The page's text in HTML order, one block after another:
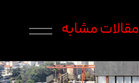
مقالات مشابه